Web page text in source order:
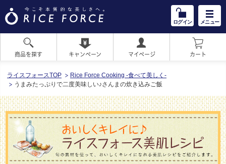
ログイン メニュー
商品を探す キャンペーン マイページ カート
ライスフォースTOP
Rice Force Cooking -食べて美しく-
うまみたっぷりで二度美味しい♪さんまの炊き込みご飯